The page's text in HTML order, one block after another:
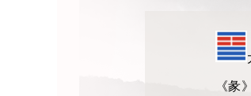
《彖